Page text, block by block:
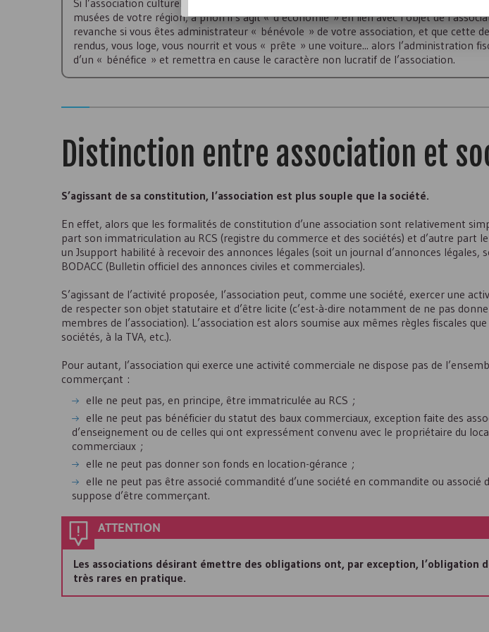
Si l’association culturelle de votre quartier, dont vous êtes membre, vous permet
musées de votre région, a priori il s’agit « d’économie » en lien avec l’objet de
revanche si vous êtes administrateur « bénévole » de votre association, et que cette
rendus, vous loge, vous nourrit et vous « prête » une voiture... alors l’administration
d’un « bénéfice » et remettra en cause le caractère non lucratif de l’association.
Distinction entre association et
S’agissant de sa constitution, l’association est plus souple que la société.
En effet, alors que les formalités de constitution d’une association sont relativement
part son immatriculation au RCS (registre du commerce et des sociétés) et d’autre part
un Jsupport habilité à recevoir des annonces légales (soit un journal d’annonces légales,
BODACC (Bulletin officiel des annonces civiles et commerciales).
S’agissant de l’activité proposée, l’association peut, comme une société, exercer une
de respecter son objet statutaire et d’être licite (c’est-à-dire notamment de ne pas
membres de l’association). L’association est alors soumise aux mêmes règles fiscales
sociétés, à la TVA, etc.).
Pour autant, l’association qui exerce une activité commerciale ne dispose pas de
commerçant :
elle ne peut pas, en principe, être immatriculée au RCS ;
elle ne peut pas bénéficier du statut des baux commerciaux, exception faite des
d’enseignement ou de celles qui ont expressément convenu avec le propriétaire du
commerciaux ;
elle ne peut pas donner son fonds en location-gérance ;
elle ne peut pas être associé commandité d’une société en commandite ou associé
suppose d’être commerçant.
ATTENTION
Les associations désirant émettre des obligations ont, par exception, l’obligation
très rares en pratique.